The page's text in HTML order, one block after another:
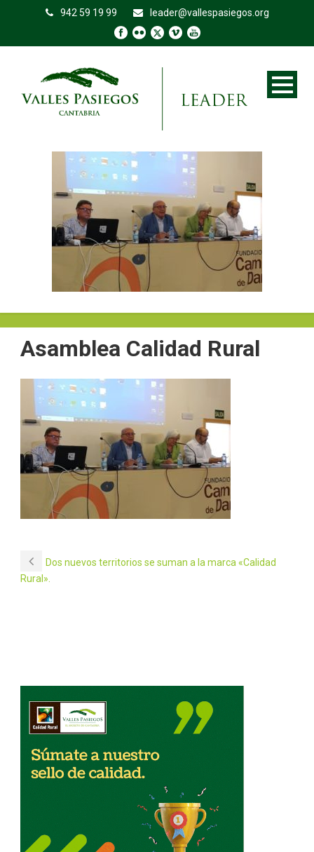
942 59 19 99 leader@vallespasiegos.org
Asamblea Calidad Rural
Dos nuevos territorios se suman a la marca «Calidad
Rural».